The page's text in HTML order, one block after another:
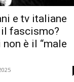
e tv italiane
fascismo?
non è il “male